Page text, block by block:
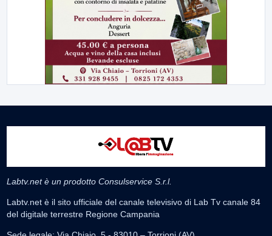
Labtv.net è un prodotto Consulservice S.r.l.
Labtv.net è il sito ufficiale del canale televisivo di Lab Tv canale 84
del digitale terrestre Regione Campania